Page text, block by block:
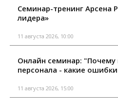
Семинар-тренинг Арсена
лидера»
11 августа 2026, 10:00
Онлайн семинар:
персонала - какие
11 августа 2026, 15:00